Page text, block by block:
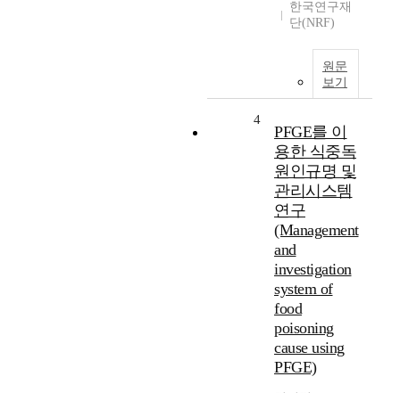
한국연구재
단(NRF)
원문
보기
4
PFGE를 이
용한 식중독
원인규명 및
관리시스템
연구
(Management
and
investigation
system of
food
poisoning
cause using
PFGE)